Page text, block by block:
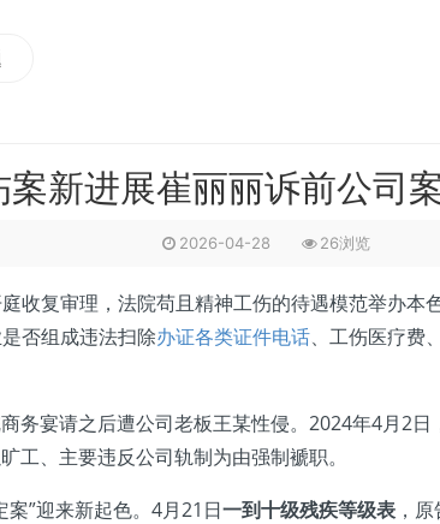
新进展崔丽丽诉前公司
2026-04-28 26浏览
复审理，法院苟且精神工伤的待遇模范举办本
否组成违法扫除办证各类证件电话、工伤医疗费
宴请之后遭公司老板王某性侵。2024年4月2日
工、主要违反公司轨制为由强制褫职。
”迎来新起色。4月21日一到十级残疾等级表 ，